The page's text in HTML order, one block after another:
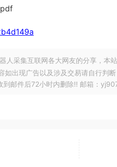
人采集互联网各大网友的分享，本
如出现广告以及涉及交易请自行判
到邮件后72小时内删除!! 邮箱：